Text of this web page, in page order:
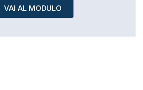
VAI AL MODULO